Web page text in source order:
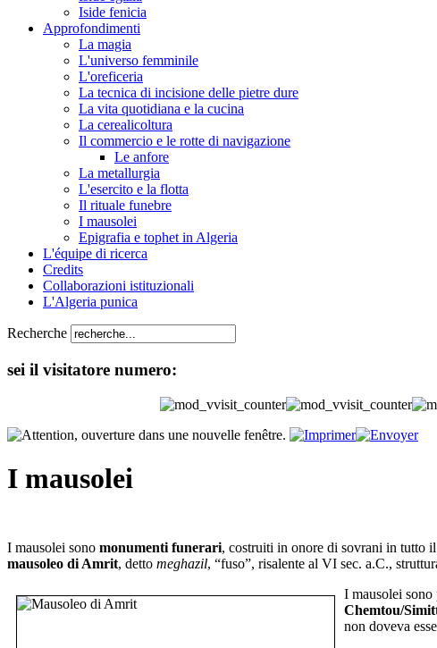
Iside fenicia
Approfondimenti
La magia
L'universo femminile
L'oreficeria
La tecnica di incisione delle pietre dure
La vita quotidiana e la cucina
La cerealicoltura
Il commercio e le rotte di navigazione
Le anfore
La metallurgia
L'esercito e la flotta
Il rituale funebre
I mausolei
Epigrafia e tophet in Algeria
L'équipe di ricerca
Credits
Collaborazioni istituzionali
L'Algeria punica
Recherche
sei il visitatore numero:
I mausolei
I mausolei sono monumenti funerari, costruiti in onore di sovrani in tutto
mausoleo di Amrit, detto meghazil, “fuso”, risalente al VI sec. a.C.,
I mausolei
Chemtou/
non doveva